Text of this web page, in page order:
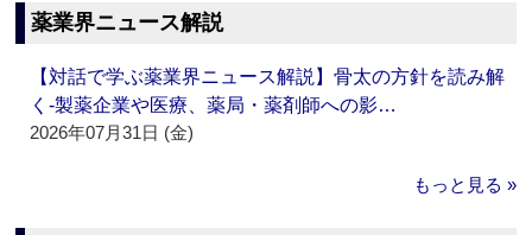
薬業界ニュース解説
【対話で学ぶ薬業界ニュース解説】骨太の方針を読み解
く‐製薬企業や医療、薬局・薬剤師への影…
2026年07月31日 (金)
もっと見る »